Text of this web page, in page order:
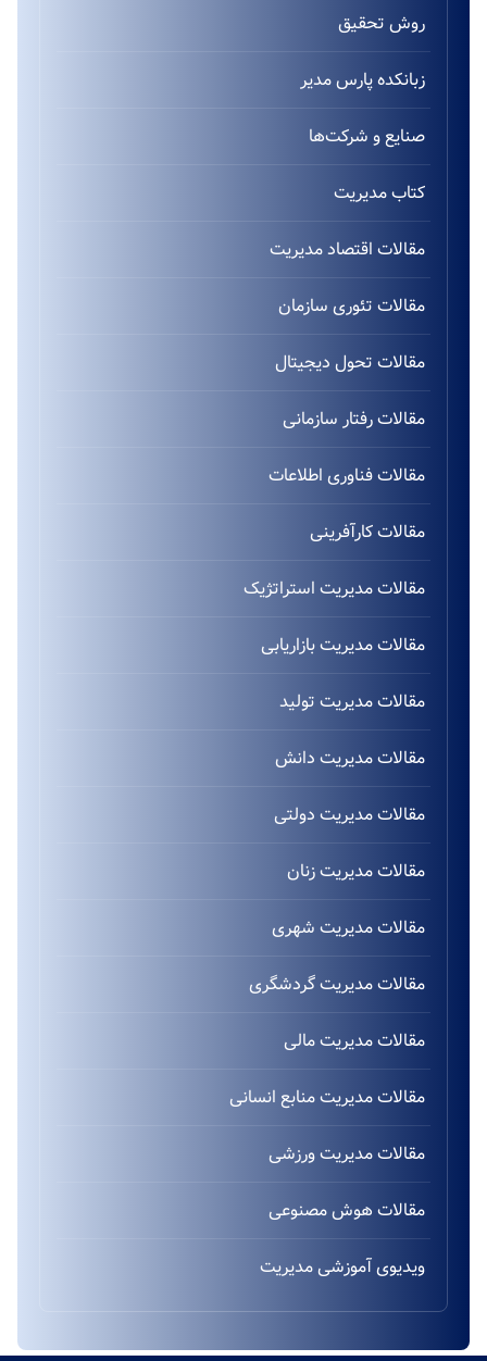
روش تحقیق
زبانکده پارس مدیر
صنایع و شرکت‌ها
کتاب مدیریت
مقالات اقتصاد مدیریت
مقالات تئوری سازمان
مقالات تحول دیجیتال
مقالات رفتار سازمانی
مقالات فناوری اطلاعات
مقالات کارآفرینی
مقالات مدیریت استراتژیک
مقالات مدیریت بازاریابی
مقالات مدیریت تولید
مقالات مدیریت دانش
مقالات مدیریت دولتی
مقالات مدیریت زنان
مقالات مدیریت شهری
مقالات مدیریت گردشگری
مقالات مدیریت مالی
مقالات مدیریت منابع انسانی
مقالات مدیریت ورزشی
مقالات هوش مصنوعی
ویدیوی آموزشی مدیریت